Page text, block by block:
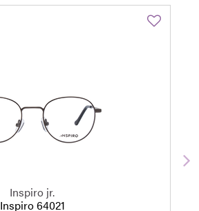
Inspiro jr.
Inspiro 64021